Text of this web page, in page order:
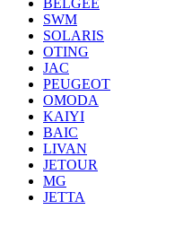
BELGEE
SWM
SOLARIS
OTING
JAC
PEUGEOT
OMODA
KAIYI
BAIC
LIVAN
JETOUR
MG
JETTA